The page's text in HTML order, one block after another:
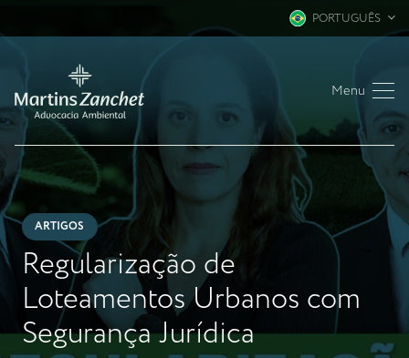
PORTUGUÊS
Menu
ARTIGOS
Regularização de
Loteamentos Urbanos com
Segurança Jurídica